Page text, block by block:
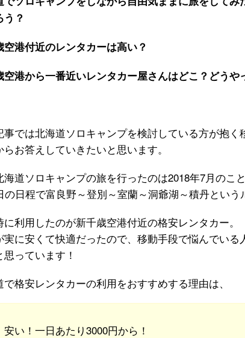
う？
空港付近のレンタカーは高い？
空港から一番近いレンタカー屋さんはどこ？どうや
事では北海道ソロキャンプを検討している方が抱
お答えしていきたいと思います。
海道ソロキャンプの旅を行ったのは2018年7月のこと
の日程で富良野～登別～室蘭～洞爺湖～積丹という
に利用したのが新千歳空港付近の格安レンタカー。
実に安くて快適だったので、移動手段で悩んでい
思っています！
で格安レンタカーの利用をおすすめする理由は、
安い！一日あたり3000円から！